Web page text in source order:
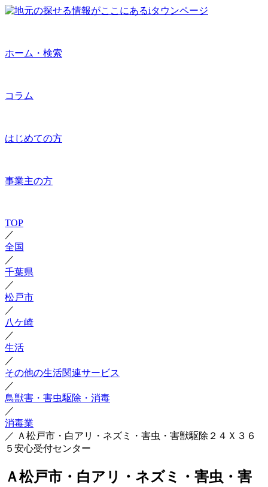
ホーム・検索
コラム
はじめての方
事業主の方
TOP
／
全国
／
千葉県
／
松戸市
／
八ケ崎
／
生活
／
その他の生活関連サービス
／
鳥獣害・害虫駆除・消毒
／
消毒業
／ Ａ松戸市・白アリ・ネズミ・害虫・害獣駆除２４Ｘ３６
５安心受付センター
Ａ松戸市・白アリ・ネズミ・害虫・害